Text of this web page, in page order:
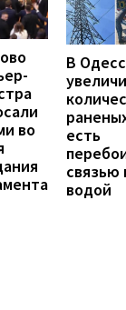
во
В
есть
связью
водой